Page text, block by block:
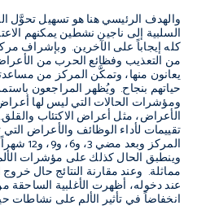
والهدف الرئيسي هنا هو تسهيل تحوَّل
السلبية إلى ناجين نشطين يمكنهم
كله إيجاباً على الآخرين. وبإشراف
من التعذيب وفظائع الحرب من
يعانون منها، وتمكَّن المركز من
حياتهم بنجاح. ويُظهر المراجعون
ومؤشرات الحالات التي ليس لها
الأعراض، مثل أعراض الاكتئاب
تقييمات لأداء الوظائف والأعراض
المركز
وينطبق الحال كذلك على مؤشرات
مماثلة. وعند مقارنة النتائج حال
عند دخوله، أظهرت الأغلبية الساحقة
انخفاضاً في تأثير الألم على نشاطات